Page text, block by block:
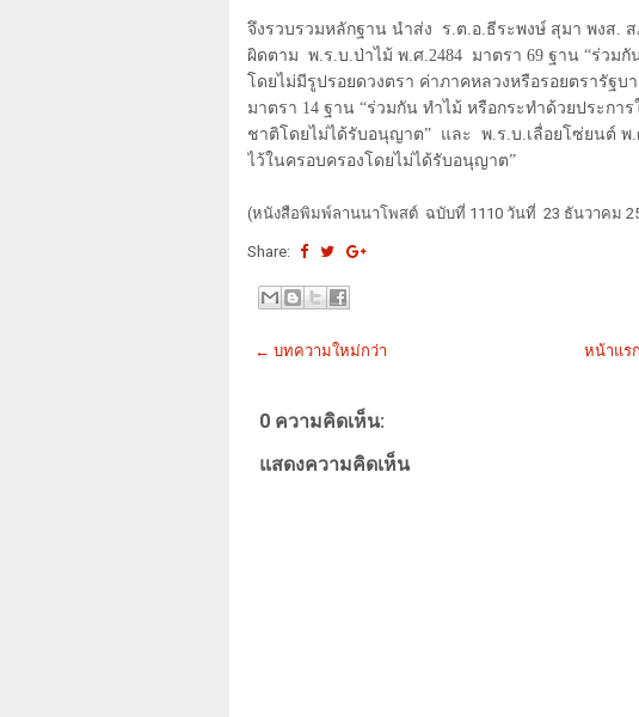
จึงรวบรวมหลักฐาน นำส่ง ร.ต.อ.ธีระพงษ์ สุมา พงส.
ผิดตาม พ.ร.บ.ป่าไม้ พ.ศ.2484 มาตรา 69 ฐาน “ร่วมกั
โดยไม่มีรูปรอยดวงตรา ค่าภาคหลวงหรือรอยตรารัฐบ
มาตรา 14 ฐาน “ร่วมกัน ทำไม้ หรือกระทำด้วยประกา
ชาติโดยไม่ได้รับอนุญาต” และ พ.ร.บ.เลื่อยโซ่ยนต์ พ.
ไว้ในครอบครองโดยไม่ได้รับอนุญาต”
(หนังสือพิมพ์ลานนาโพสต์ ฉบับที่ 1110 วันที่ 23 ธันวาคม
Share:
← บทความใหม่กว่า หน้าแรก
0 ความคิดเห็น:
แสดงความคิดเห็น